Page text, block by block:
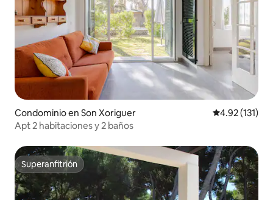
Condominio en Son Xoriguer Calificación
4.92 (131)
Apt 2 habitaciones y 2 baños
Superanfitrión
Superanfitrión